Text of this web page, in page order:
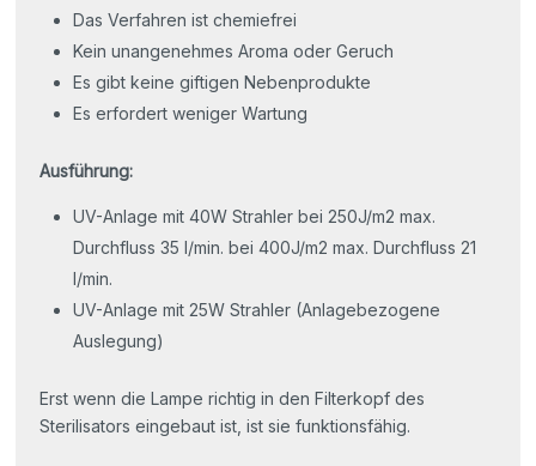
Das Verfahren ist chemiefrei
Kein unangenehmes Aroma oder Geruch
Es gibt keine giftigen Nebenprodukte
Es erfordert weniger Wartung
Ausführung:
UV-Anlage mit 40W Strahler bei 250J/m2 max.
Durchfluss 35 l/min. bei 400J/m2 max. Durchfluss 21
l/min.
UV-Anlage mit 25W Strahler (Anlagebezogene
Auslegung)
Erst wenn die Lampe richtig in den Filterkopf des
Sterilisators eingebaut ist, ist sie funktionsfähig.